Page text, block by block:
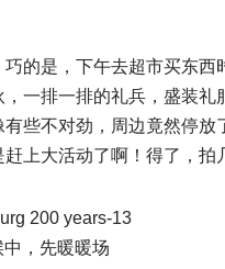
的是，下午去超市买东西
一排一排的礼兵，盛装
些不对劲，周边竟然停放
上大活动了啊！得了，拍
中，先暖暖场